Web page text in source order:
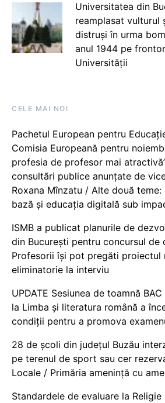
Universitatea din
reamplasat vulturul
distruși în urma
anul 1944 pe
Universității
CELE MAI NOI
Pachetul European pentru
Comisia Europeană pentru
profesia de profesor mai
consultări publice anunțate de
Roxana Mînzatu / Alte două
bază și educația digitală sub
ISMB a publicat planurile de
din București pentru concursul de
Profesorii își pot pregăti proiectul
eliminatorie la interviu
UPDATE Sesiunea de toamnă
la Limba și literatura română a
condiții pentru a promova
28 de școli din județul Buzău
pe terenul de sport sau cer
Locale / Primăria amenință cu
Standardele de evaluare la